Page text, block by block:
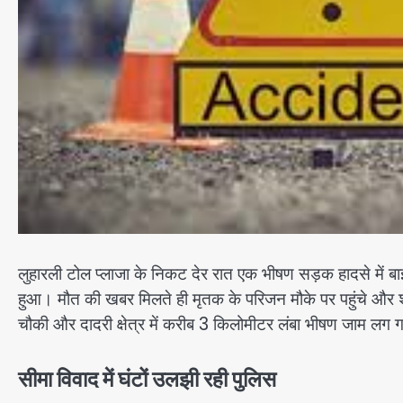
लुहारली टोल प्लाजा के निकट देर रात एक भीषण सड़क हादसे में
हुआ। मौत की खबर मिलते ही मृतक के परिजन मौके पर पहुंचे और
चौकी और दादरी क्षेत्र में करीब 3 किलोमीटर लंबा भीषण जाम लग
सीमा विवाद में घंटों उलझी रही पुलिस